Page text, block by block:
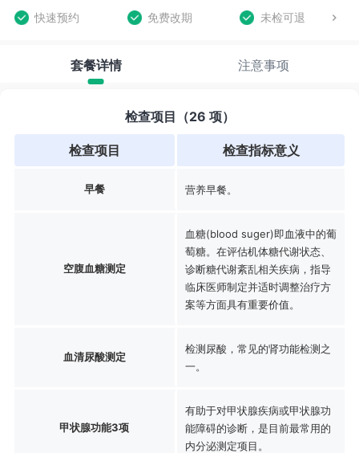
快速预约 免费改期 未检可退
套餐详情 注意事项
检查项目（26 项）
检查项目 检查指标意义
早餐 营养早餐。
空腹血糖测定
血糖(blood suger)即血液中的葡
萄糖。在评估机体糖代谢状态、
诊断糖代谢紊乱相关疾病，指导
临床医师制定并适时调整治疗方
案等方面具有重要价值。
血清尿酸测定
检测尿酸，常见的肾功能检测之
一。
甲状腺功能3项
有助于对甲状腺疾病或甲状腺功
能障碍的诊断，是目前最常用的
内分泌测定项目。